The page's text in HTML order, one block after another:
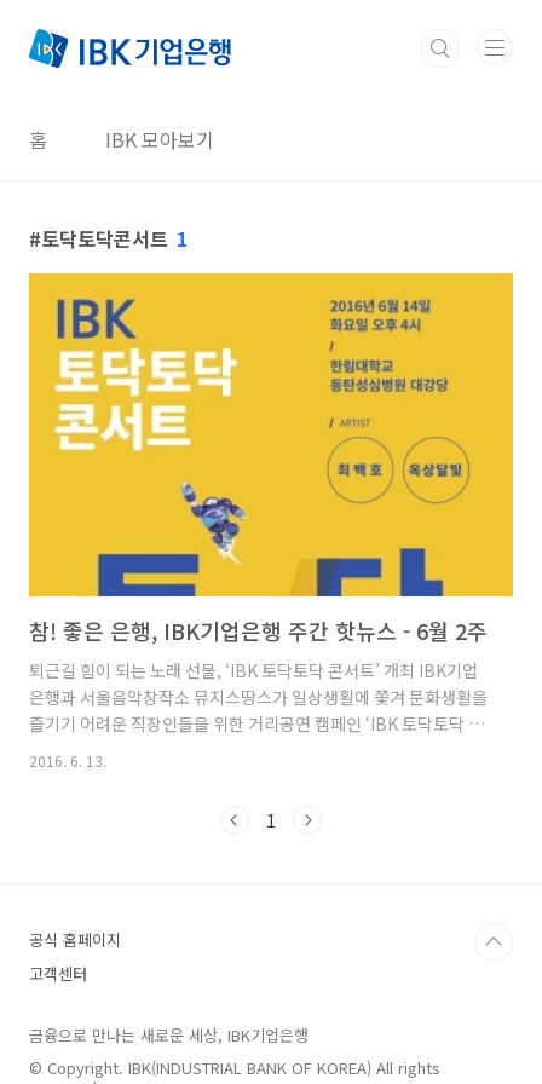
홈 IBK 모아보기
토닥토닥콘서트 1
참! 좋은 은행, IBK기업은행 주간 핫뉴스 - 6월 2주
퇴근길 힘이 되는 노래 선물, ‘IBK 토닥토닥 콘서트’ 개최 IBK기업
은행과 서울음악창작소 뮤지스땅스가 일상생활에 쫓겨 문화생활을
즐기기 어려운 직장인들을 위한 거리공연 캠페인 ‘IBK 토닥토닥 콘
및 수도권 7곳을 매주 1회씩 순회할 예정입니다. 한편 첫 공연은 오
아를 방문하였습니다. 디스플레이 전문 제조기업인 ㈜인아는 지
난..
2016. 6. 13.
1
공식 홈페이지
고객센터
금융으로 만나는 새로운 세상, IBK기업은행
© Copyright. IBK(INDUSTRIAL BANK OF KOREA) All rights